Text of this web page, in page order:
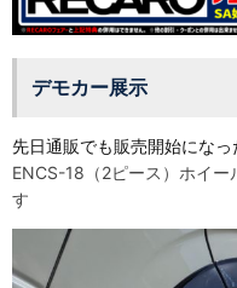
デモカー展示
先日通販でも販売開始にな
ENCS-18（2ピース）ホイー
す